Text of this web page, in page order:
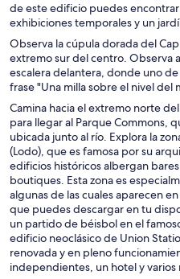
de este edificio puedes
exhibiciones temporales y un
Observa la cúpula dorada del
extremo sur del centro. Observa
escalera delantera, donde uno
frase "Una milla sobre el nivel del
Camina hacia el extremo norte
para llegar al Parque Commons,
ubicada junto al río. Explora la
(Lodo), que es famosa por su
edificios históricos albergan
boutiques. Esta zona es
algunas de las cuales aparecen
que puedes descargar en tu
un partido de béisbol en el
edificio neoclásico de Union
renovada y en pleno
independientes, un hotel y varios